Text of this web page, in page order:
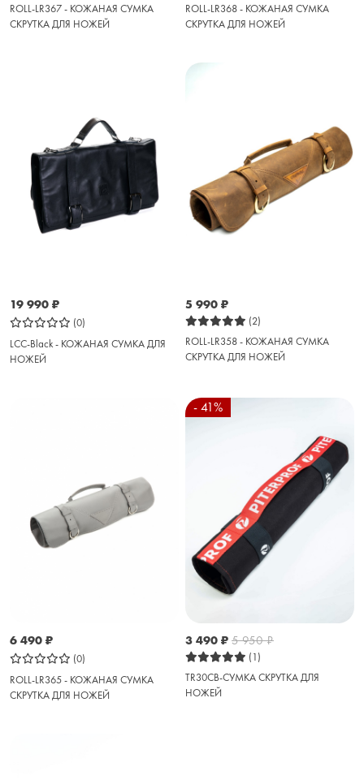
ROLL-LR367 - КОЖАНАЯ СУМКА
СКРУТКА ДЛЯ НОЖЕЙ
ROLL-LR368 - КОЖАНАЯ СУМКА
СКРУТКА ДЛЯ НОЖЕЙ
19 990 ₽
(0)
LCC-Black - КОЖАНАЯ СУМКА ДЛЯ
НОЖЕЙ
5 990 ₽
(2)
ROLL-LR358 - КОЖАНАЯ СУМКА
СКРУТКА ДЛЯ НОЖЕЙ
6 490 ₽
(0)
ROLL-LR365 - КОЖАНАЯ СУМКА
СКРУТКА ДЛЯ НОЖЕЙ
- 41%
3 490 ₽ 5 950₽
(1)
TR30CB-СУМКА СКРУТКА ДЛЯ
НОЖЕЙ